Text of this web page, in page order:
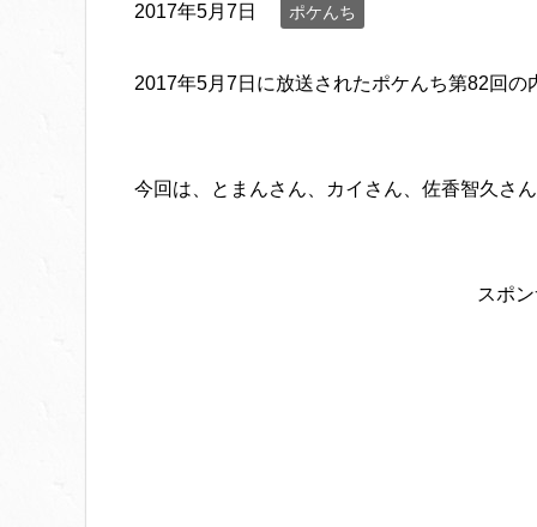
2017年5月7日 ポケんち
2017年5月7日に放送されたポケんち第82回
今回は、とまんさん、カイさん、佐香智久さ
スポ